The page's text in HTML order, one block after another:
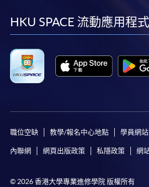
facebook
youtube
HKU SPACE 流動應用程式
職位空缺 教學/報名中心地點 學員網站
內聯網 網頁出版政策 私隱政策 網
© 2026 香港大學專業進修學院 版權所有